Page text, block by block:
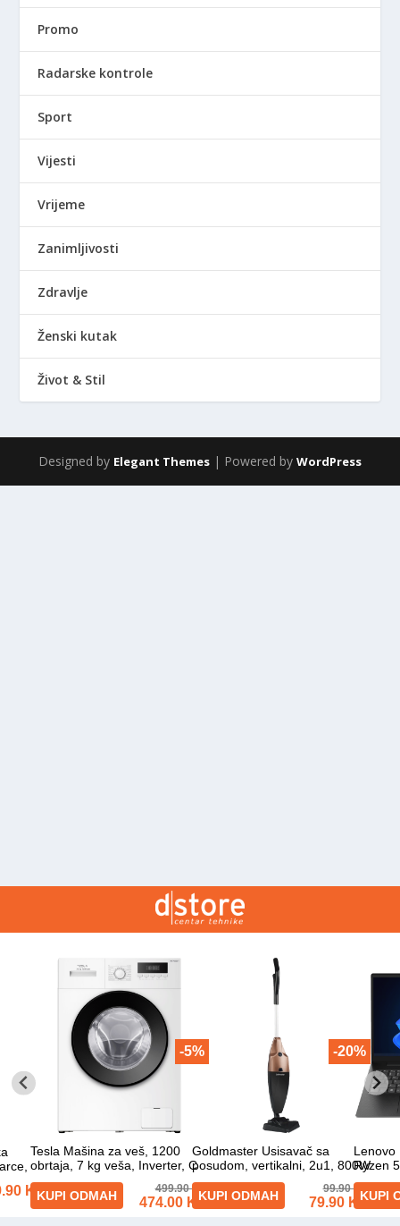
Promo
Radarske kontrole
Sport
Vijesti
Vrijeme
Zanimljivosti
Zdravlje
Ženski kutak
Život & Stil
Designed by Elegant Themes | Powered by WordPress